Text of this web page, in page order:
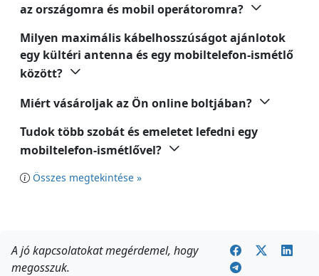
az országomra és mobil operátoromra?
Milyen maximális kábelhosszúságot ajánlotok
egy kültéri antenna és egy mobiltelefon-ismétlő
között?
Miért vásároljak az Ön online boltjában?
Tudok több szobát és emeletet lefedni egy
mobiltelefon-ismétlővel?
Összes megtekintése »
A jó kapcsolatokat megérdemel, hogy
megosszuk.